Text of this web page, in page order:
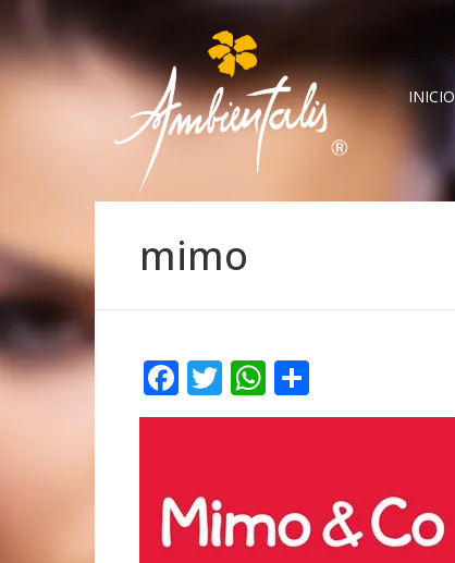
INICIO
mimo
Facebook
TwitterWhatsApp